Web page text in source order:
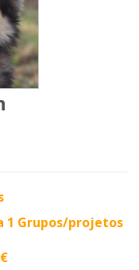
1 Grupos/projetos